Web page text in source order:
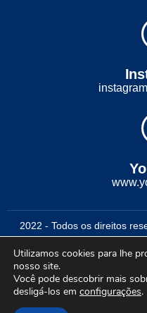
2022 - Todos os direitos
Conexão
Utilizamos cookies para lhe
nosso site.
Você pode descobrir mais
desligá-los em configurações.